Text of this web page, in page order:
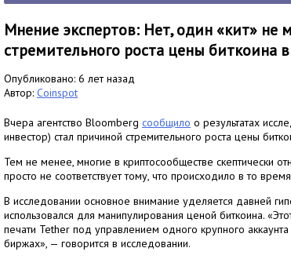
Мнение экспертов: Нет, один «кит» не
стремительного роста цены биткоина
Опубликовано: 6 лет назад
Автор: Coinspot
Вчера агентство Bloomberg сообщило о результатах
инвестор) стал причиной стремительного роста цены
Тем не менее, многие в криптосообществе скептически
просто не соответствует тому, что происходило в то
В исследовании основное внимание уделяется давней
использовался для манипулирования ценой биткоина.
печати Tether под управлением одного крупного
биржах», — говорится в исследовании.